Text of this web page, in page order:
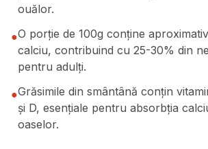
ouălor.
●O porție de 100g conține
calciu, contribuind cu 25-30% din
pentru adulți.
●Grăsimile din smântână conțin
și D, esențiale pentru absorbția
oaselor.